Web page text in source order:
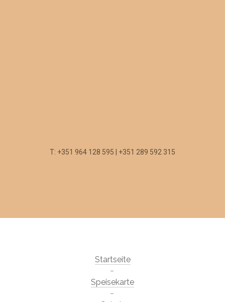
T: +351 964 128 595 | +351 289 592 315
Startseite
Speisekarte